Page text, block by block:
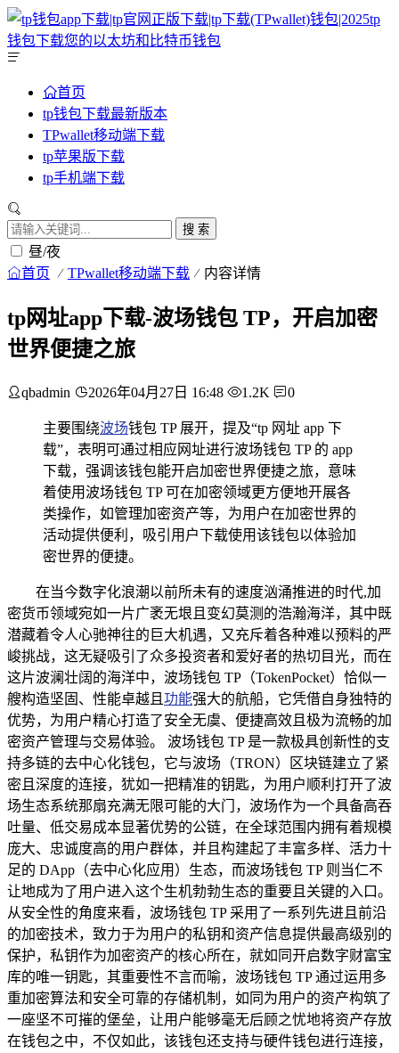
首页
tp钱包下载最新版本
TPwallet移动端下载
tp苹果版下载
tp手机端下载
搜 索
昼/夜
首页 TPwallet移动端下载 内容详情
tp网址app下载-波场钱包 TP，开启加密
世界便捷之旅
qbadmin 2026年04月27日 16:48 1.2K 0
主要围绕波场钱包 TP 展开，提及“tp 网址 app 下
载”，表明可通过相应网址进行波场钱包 TP 的 app
下载，强调该钱包能开启加密世界便捷之旅，意味
着使用波场钱包 TP 可在加密领域更方便地开展各
类操作，如管理加密资产等，为用户在加密世界的
活动提供便利，吸引用户下载使用该钱包以体验加
密世界的便捷。
在当今数字化浪潮以前所未有的速度汹涌推进的时代,加
密货币领域宛如一片广袤无垠且变幻莫测的浩瀚海洋，其中既
潜藏着令人心驰神往的巨大机遇，又充斥着各种难以预料的严
峻挑战，这无疑吸引了众多投资者和爱好者的热切目光，而在
这片波澜壮阔的海洋中，波场钱包 TP（TokenPocket）恰似一
艘构造坚固、性能卓越且 功能强大的航船，它凭借自身独特的
优势，为用户精心打造了安全无虞、便捷高效且极为流畅的加
密资产管理与交易体验。 波场钱包 TP 是一款极具创新性的支
持多链的去中心化钱包，它与波场（TRON）区块链建立了紧
密且深度的连接，犹如一把精准的钥匙，为用户顺利打开了波
场生态系统那扇充满无限可能的大门，波场作为一个具备高吞
吐量、低交易成本显著优势的公链，在全球范围内拥有着规模
庞大、忠诚度高的用户群体，并且构建起了丰富多样、活力十
足的 DApp（去中心化应用）生态，而波场钱包 TP 则当仁不
让地成为了用户进入这个生机勃勃生态的重要且关键的入口。
从安全性的角度来看，波场钱包 TP 采用了一系列先进且前沿
的加密技术，致力于为用户的私钥和资产信息提供最高级别的
保护，私钥作为加密资产的核心所在，就如同开启数字财富宝
库的唯一钥匙，其重要性不言而喻，波场钱包 TP 通过运用多
重加密算法和安全可靠的存储机制，如同为用户的资产构筑了
一座坚不可摧的堡垒，让用户能够毫无后顾之忧地将资产存放
在钱包之中，不仅如此，该钱包还支持与硬件钱包进行连接，